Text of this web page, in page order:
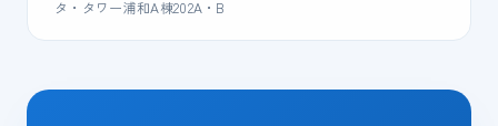
タ・タワー浦和A棟202A・B